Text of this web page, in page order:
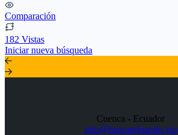
Comparación
182 Vistas
Iniciar nueva búsqueda
Cuenca - Ecuador
info@buscandoando.vip